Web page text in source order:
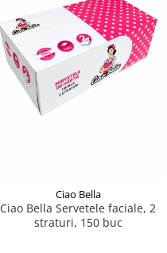
Ciao Bella
Ciao Bella Servetele faciale, 2
straturi, 150 buc